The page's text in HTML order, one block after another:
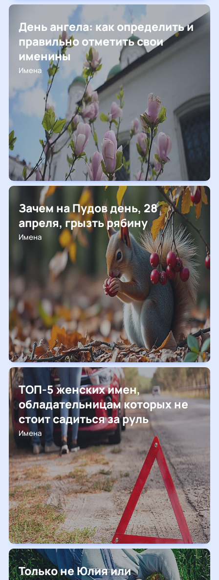
День ангела: как определить и
правильно отметить свои
именины
Имена
Зачем на Пудов день, 28
апреля, грызть рябину
Имена
ТОП-5 женских имен,
обладательницам которых не
стоит садиться за руль
Имена
Только не Юлия или